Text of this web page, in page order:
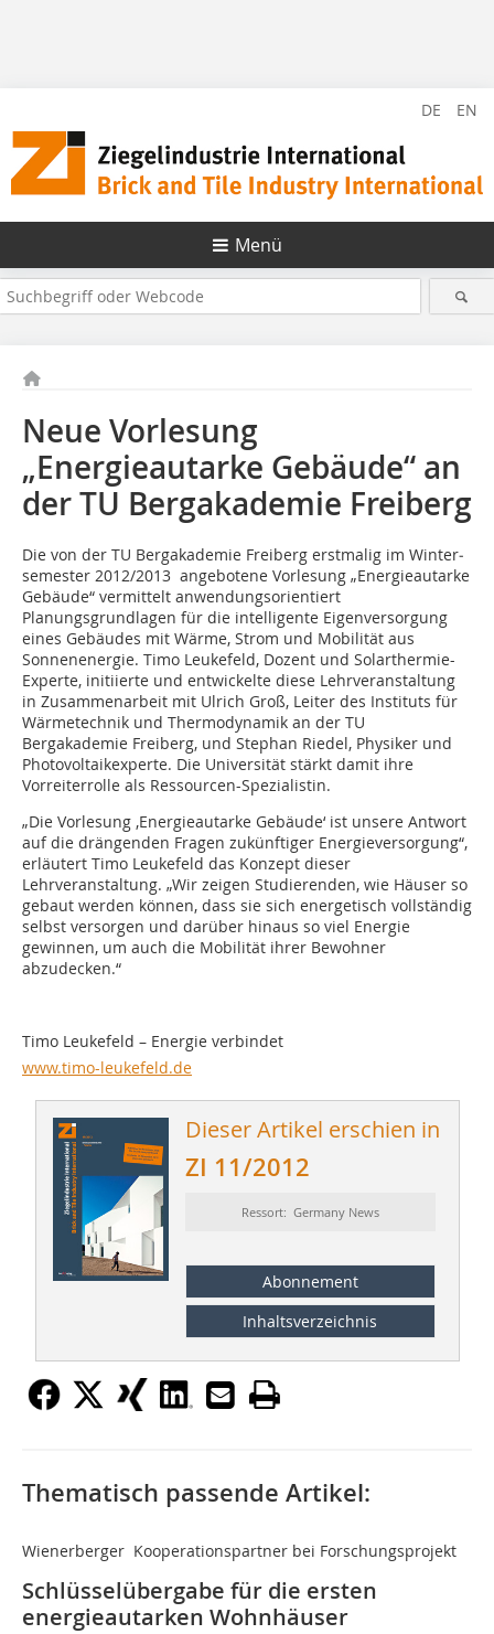
DE EN
Menü
Neue Vorlesung
„Energieautarke Gebäude“ an
der TU Bergakademie Freiberg
Die von der TU Bergakademie Freiberg erstmalig im Winter­
semester 2012/2013 angebotene Vorlesung „Energieautarke
Gebäude“ vermittelt anwendungsorientiert
Planungsgrundlagen für die intelligente Eigenversorgung
eines Gebäudes mit Wärme, Strom und Mobilität aus
Sonnenenergie. Timo Leukefeld, Dozent und Solarthermie-
Experte, initiierte und entwickelte diese Lehrveranstaltung
in Zusammenarbeit mit Ulrich Groß, Leiter des Instituts für
Wärmetechnik und Thermodynamik an der TU
Bergakademie Freiberg, und Stephan Riedel, Physiker und
Photovoltaikexperte. Die Universität stärkt damit ihre
Vorreiterrolle als Ressourcen-Spezialistin.
„Die Vorlesung ‚Energieautarke Gebäude‘ ist unsere Antwort
auf die drängenden Fragen zukünftiger Energieversorgung“,
erläutert Timo Leukefeld das Konzept dieser
Lehrveranstaltung. „Wir zeigen Studierenden, wie Häuser so
gebaut werden können, dass sie sich energetisch vollständig
selbst versorgen und darüber hinaus so viel Energie
gewinnen, um auch die Mobilität ihrer Bewohner
abzudecken.“
Timo Leukefeld – Energie verbindet
www.timo-leukefeld.de
Dieser Artikel erschien in
ZI 11/2012
Ressort: Germany News
Abonnement
Inhaltsverzeichnis
Thematisch passende Artikel:
Wienerberger  Kooperationspartner bei Forschungsprojekt
Schlüsselübergabe für die ersten
energieautarken Wohnhäuser